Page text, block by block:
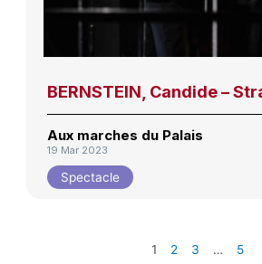
BERNSTEIN, Candide –
Aux marches du Palais
19 Mar 2023
Spectacle
1 2 3 … 5